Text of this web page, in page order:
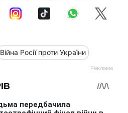
Війна Росії проти України